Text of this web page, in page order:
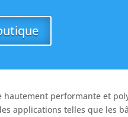
performante et
applications telles que les